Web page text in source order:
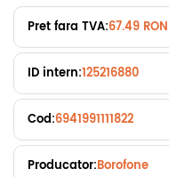
Pret fara TVA:67.49 RON
ID intern:125216880
Cod:6941991111822
Producator:Borofone